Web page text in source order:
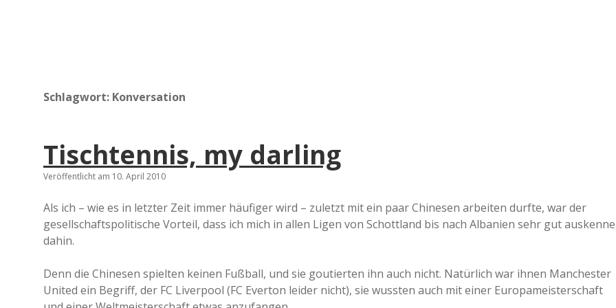
d
Schlagwort: Konversation
Tischtennis, my darling
Veröffentlicht am 10. April 2010
Als ich – wie es in letzter Zeit immer häufiger wird – zuletzt mit ein paar Chinesen arbeiten durfte, war der
gesellschaftspolitische Vorteil, dass ich mich in allen Ligen von Schottland bis nach Albanien sehr gut
dahin.
Denn die Chinesen spielten keinen Fußball, und sie goutierten ihn auch nicht. Natürlich war ihnen Manchester
United ein Begriff, der FC Liverpool (FC Everton leider nicht), sie wussten auch mit einer Europameisterschaft